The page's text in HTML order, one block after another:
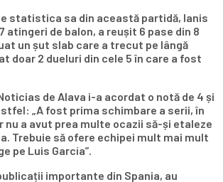
statistica sa din această partidă, Ianis
atingeri de balon, a reușit 6 pase din 8
un șut slab care a trecut pe lângă
doar 2 dueluri din cele 5 în care a fost
de Alava i-a acordat o notă de 4 și
„A fost prima schimbare a serii, în
nu a avut prea multe ocazii să-și etaleze
Trebuie să ofere echipei mult mai mult
pe Luis García”.
importante din Spania, au